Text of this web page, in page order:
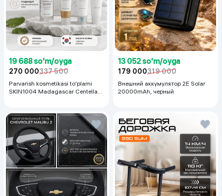
19 688 so'm/oyga
270 000337 500
Parvarish kosmetikasi to'plami
SKIN1004 Madagascar Centella
13 052 so'm/oyga
179 000319 000
Внешний аккумулятор 2E Solar
20000mAh, черный